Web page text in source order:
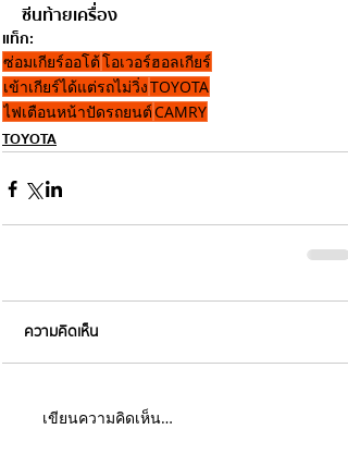
ซีนท้ายเครื่อง
แท็ก:
ซ่อมเกียร์ออโต้โอเวอร์ฮอลเกียร์
เข้าเกียร์ได้แต่รถไม่วิ่งTOYOTA
ไฟเตือนหน้าปัดรถยนต์CAMRY
TOYOTA
ความคิดเห็น
เขียนความคิดเห็น…